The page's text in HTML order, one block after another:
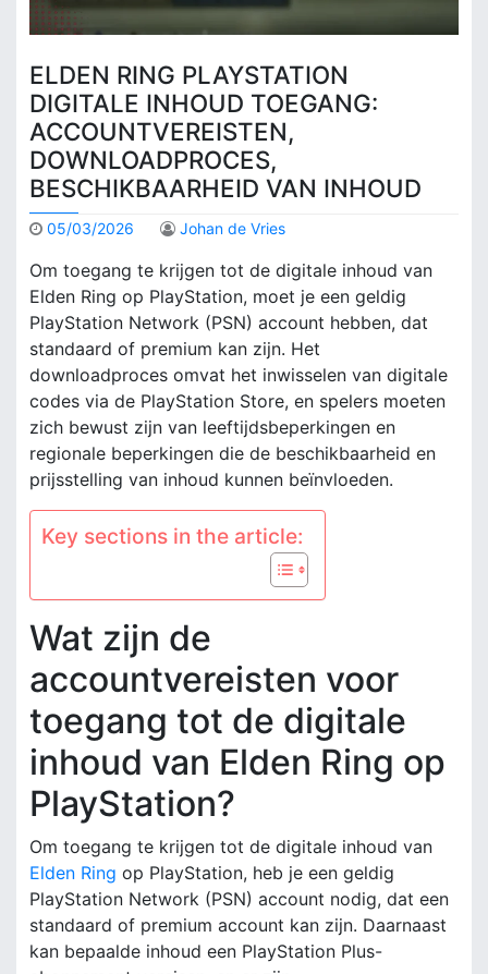
ELDEN RING PLAYSTATION
DIGITALE INHOUD TOEGANG:
ACCOUNTVEREISTEN,
DOWNLOADPROCES,
BESCHIKBAARHEID VAN INHOUD
05/03/2026 Johan de Vries
Om toegang te krijgen tot de digitale inhoud van
Elden Ring op PlayStation, moet je een geldig
PlayStation Network (PSN) account hebben, dat
standaard of premium kan zijn. Het
downloadproces omvat het inwisselen van digitale
codes via de PlayStation Store, en spelers moeten
zich bewust zijn van leeftijdsbeperkingen en
regionale beperkingen die de beschikbaarheid en
prijsstelling van inhoud kunnen beïnvloeden.
Key sections in the article:
Wat zijn de
accountvereisten voor
toegang tot de digitale
inhoud van Elden Ring op
PlayStation?
Om toegang te krijgen tot de digitale inhoud van
Elden Ring op PlayStation, heb je een geldig
PlayStation Network (PSN) account nodig, dat een
standaard of premium account kan zijn. Daarnaast
kan bepaalde inhoud een PlayStation Plus-